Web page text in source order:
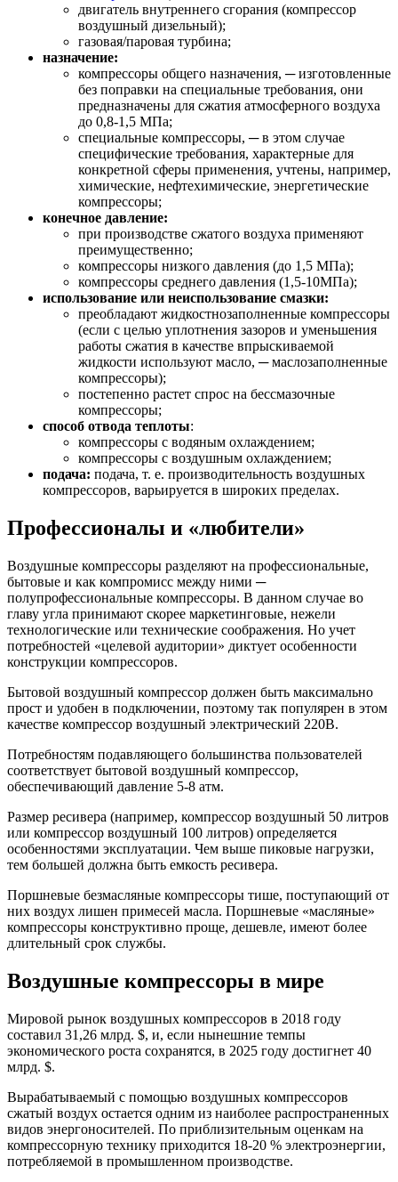
двигатель внутреннего сгорания (компрессор
воздушный дизельный);
газовая/паровая турбина;
назначение:
компрессоры общего назначения, ─ изготовленные
без поправки на специальные требования, они
предназначены для сжатия атмосферного воздуха
до 0,8-1,5 МПа;
специальные компрессоры, ─ в этом случае
специфические требования, характерные для
конкретной сферы применения, учтены, например,
химические, нефтехимические, энергетические
компрессоры;
конечное давление:
при производстве сжатого воздуха применяют
преимущественно;
компрессоры низкого давления (до 1,5 МПа);
компрессоры среднего давления (1,5-10МПа);
использование или неиспользование смазки:
преобладают жидкостнозаполненные компрессоры
(если с целью уплотнения зазоров и уменьшения
работы сжатия в качестве впрыскиваемой
жидкости используют масло, ─ маслозаполненные
компрессоры);
постепенно растет спрос на бессмазочные
компрессоры;
способ отвода теплоты:
компрессоры с водяным охлаждением;
компрессоры с воздушным охлаждением;
подача: подача, т. е. производительность воздушных
компрессоров, варьируется в широких пределах.
Профессионалы и «любители»
Воздушные компрессоры разделяют на профессиональные,
бытовые и как компромисс между ними ─
полупрофессиональные компрессоры. В данном случае во
главу угла принимают скорее маркетинговые, нежели
технологические или технические соображения. Но учет
потребностей «целевой аудитории» диктует особенности
конструкции компрессоров.
Бытовой воздушный компрессор должен быть максимально
прост и удобен в подключении, поэтому так популярен в этом
качестве компрессор воздушный электрический 220В.
Потребностям подавляющего большинства пользователей
соответствует бытовой воздушный компрессор,
обеспечивающий давление 5-8 атм.
Размер ресивера (например, компрессор воздушный 50 литров
или компрессор воздушный 100 литров) определяется
особенностями эксплуатации. Чем выше пиковые нагрузки,
тем большей должна быть емкость ресивера.
Поршневые безмасляные компрессоры тише, поступающий от
них воздух лишен примесей масла. Поршневые «масляные»
компрессоры конструктивно проще, дешевле, имеют более
длительный срок службы.
Воздушные компрессоры в мире
Мировой рынок воздушных компрессоров в 2018 году
составил 31,26 млрд. $, и, если нынешние темпы
экономического роста сохранятся, в 2025 году достигнет 40
млрд. $.
Вырабатываемый с помощью воздушных компрессоров
сжатый воздух остается одним из наиболее распространенных
видов энергоносителей. По приблизительным оценкам на
компрессорную технику приходится 18-20 % электроэнергии,
потребляемой в промышленном производстве.